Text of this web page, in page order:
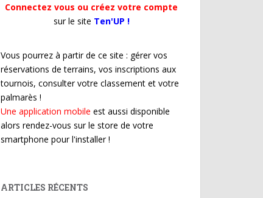
Connectez vous ou créez votre compte
sur le site Ten'UP !
Vous pourrez à partir de ce site : gérer vos
réservations de terrains, vos inscriptions aux
tournois, consulter votre classement et votre
palmarès !
Une application mobile est aussi disponible
alors rendez-vous sur le store de votre
smartphone pour l'installer !
ARTICLES RÉCENTS